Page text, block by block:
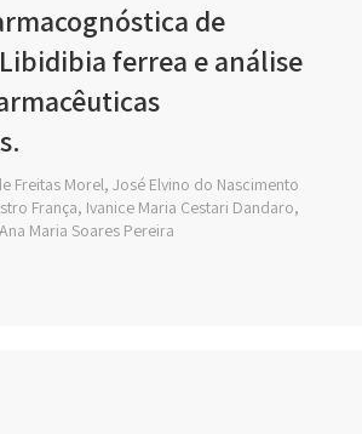
de
ferrea e análise
Freitas Morel, José Elvino do Nascimento
França, Ivanice Maria Cestari Dandaro,
Maria Soares Pereira